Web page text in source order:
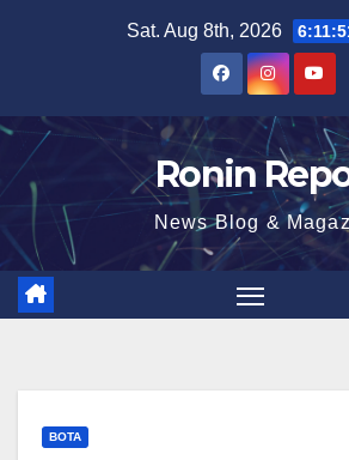
Sat. Aug 8th, 2026
Ronin
News Blog &
BOTA